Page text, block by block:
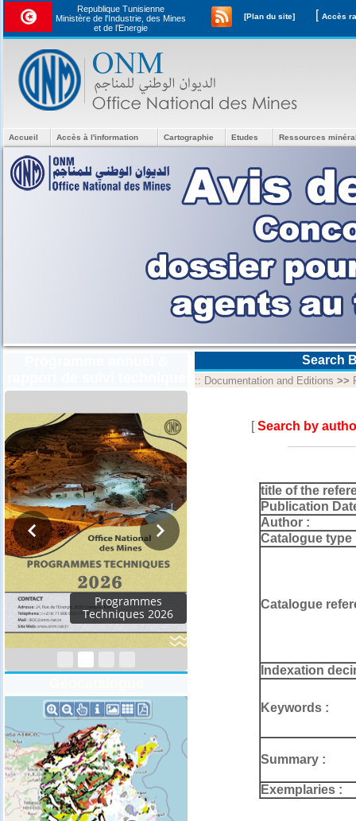
Republique Tunisienne
Ministère de l'Industrie, des Mines
et de l’Energie
[Plan du site] [
Accueil Accès à l'information Cartographie Etudes Ressources
Rapport d'activités
2024
Search
:: Documentation and Editions >>
[Search by
title of the
Publication
Author :
Catalogue type
Catalogue
Indexation
Keywords :
Summary :
Exemplaries :